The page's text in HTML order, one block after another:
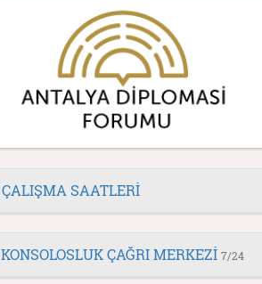
ÇALIŞMA SAATLERİ
KONSOLOSLUK ÇAĞRI MERKEZİ 7/24